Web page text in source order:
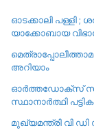
ഓടക്കാലി പള്ളി ;
യാക്കോബായ
അറിയാം
ഓർത്തഡോക്സ് സഭ
സ്ഥാനാർത്ഥി
മുഖ്യമന്ത്രി വി